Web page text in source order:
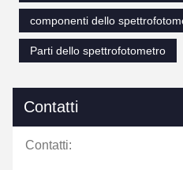
componenti dello
Parti dello spettrofotometro
Contatti
Contatti: